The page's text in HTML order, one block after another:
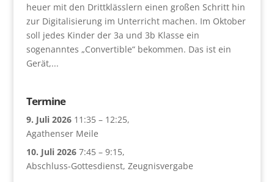
heuer mit den Drittklässlern einen großen Schritt hin
zur Digitalisierung im Unterricht machen. Im Oktober
soll jedes Kinder der 3a und 3b Klasse ein
sogenanntes „Convertible“ bekommen. Das ist ein
Gerät,...
Termine
9. Juli 2026 11:35 – 12:25,
Agathenser Meile
10. Juli 2026 7:45 – 9:15,
Abschluss-Gottesdienst, Zeugnisvergabe